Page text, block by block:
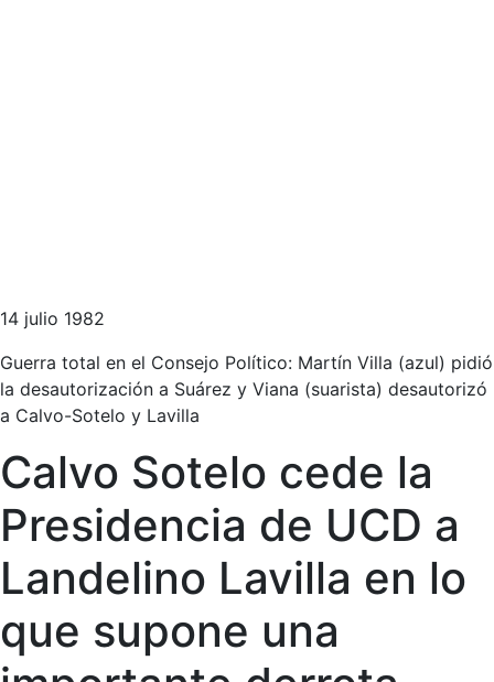
14 julio 1982
Guerra total en el Consejo Político: Martín Villa (azul) pidió
la desautorización a Suárez y Viana (suarista) desautorizó
a Calvo-Sotelo y Lavilla
Calvo Sotelo cede la
Presidencia de UCD a
Landelino Lavilla en lo
que supone una